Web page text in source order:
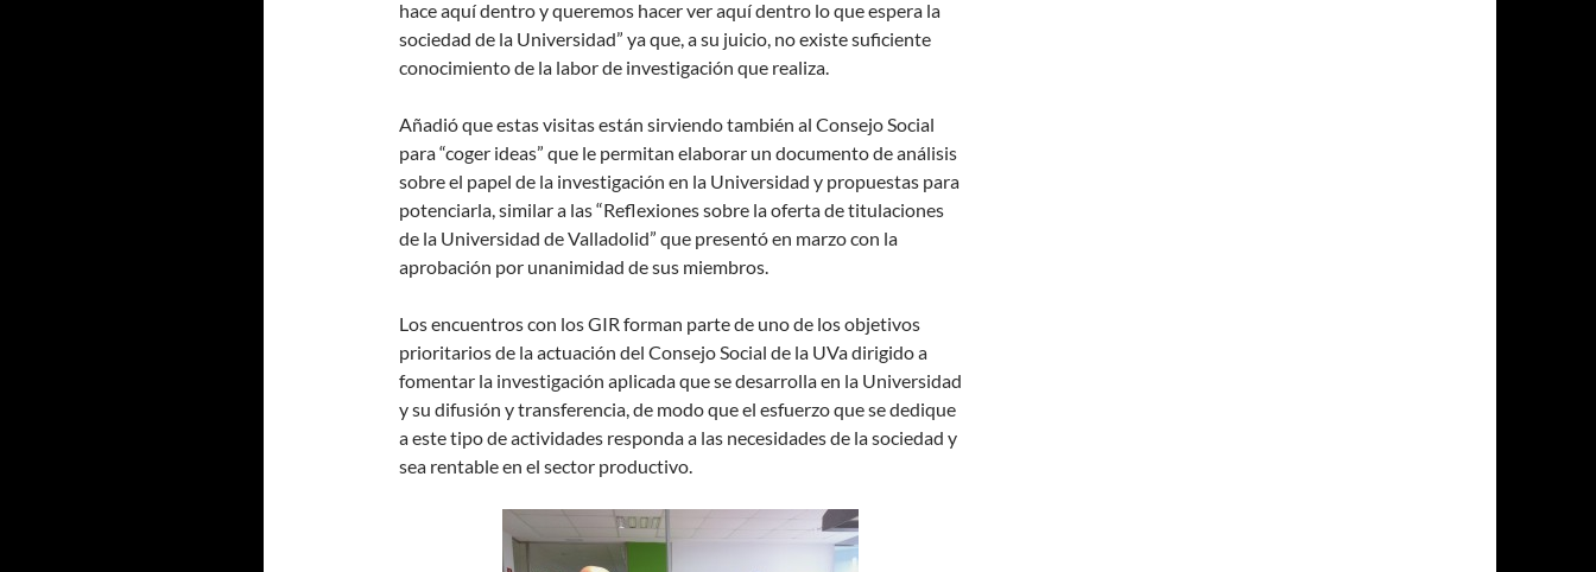
hace aquí dentro y queremos hacer ver aquí dentro lo que espera la
sociedad de la Universidad” ya que, a su juicio, no existe suficiente
conocimiento de la labor de investigación que realiza.
Añadió que estas visitas están sirviendo también al Consejo Social
para “coger ideas” que le permitan elaborar un documento de análisis
sobre el papel de la investigación en la Universidad y propuestas para
potenciarla, similar a las “Reflexiones sobre la oferta de titulaciones
de la Universidad de Valladolid” que presentó en marzo con la
aprobación por unanimidad de sus miembros.
Los encuentros con los GIR forman parte de uno de los objetivos
prioritarios de la actuación del Consejo Social de la UVa dirigido a
fomentar la investigación aplicada que se desarrolla en la Universidad
y su difusión y transferencia, de modo que el esfuerzo que se dedique
a este tipo de actividades responda a las necesidades de la sociedad y
sea rentable en el sector productivo.